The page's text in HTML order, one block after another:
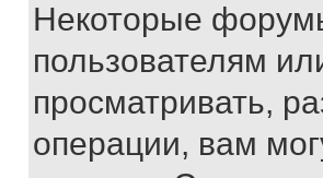
Некоторые
пользователям
просматривать,
операции, вам